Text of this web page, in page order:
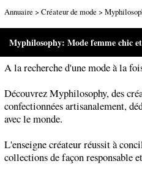
Annuaire > Créateur de mode >
Myphilosophy: Mode femme chic
A la recherche d'une mode à la
Découvrez Myphilosophy, des
confectionnées artisanalement,
avec le monde.
L'enseigne créateur réussit à
collections de façon responsable